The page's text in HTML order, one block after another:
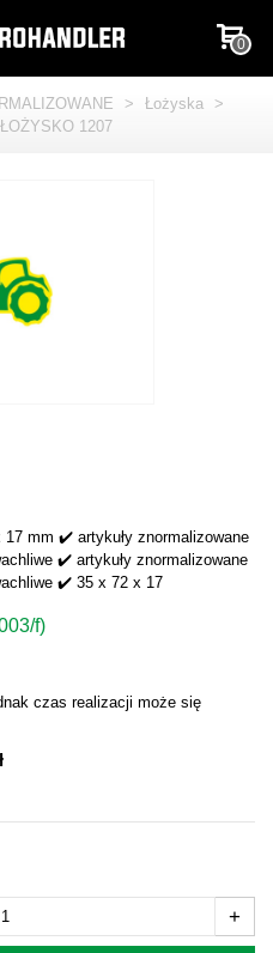
0
> Łożyska
>
ŁOŻYSKO 1207
mm ✔️ artykuły znormalizowane
✔️ artykuły znormalizowane
✔️ 35 x 72 x 17
f)
czas realizacji może się
+